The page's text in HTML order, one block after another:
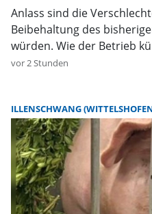
Anlass sind die
Beibehaltung des
würden. Wie der Betrieb
vor 2 Stunden
ILLENSCHWANG